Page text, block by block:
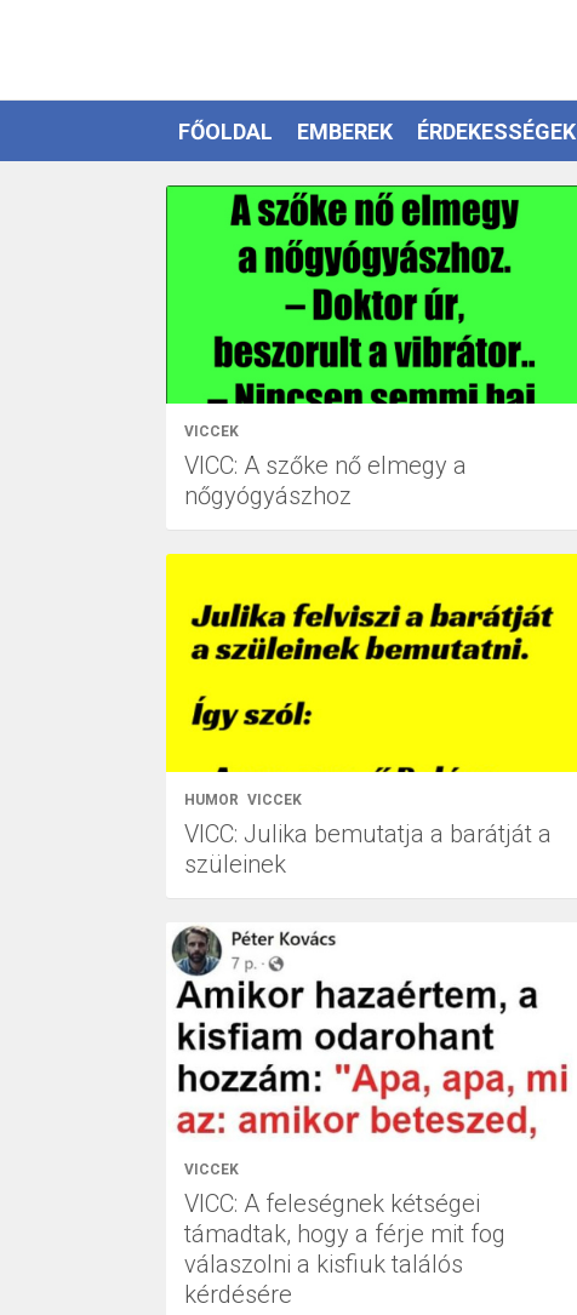
FŐOLDAL EMBEREK ÉRDEKESSÉGEK
EZOTÉRIA
VICCEK
VICC: A szőke nő elmegy a
nőgyógyászhoz
HUMOR VICCEK
VICC: Julika bemutatja a barátját a
szüleinek
VICCEK
VICC: A feleségnek kétségei
támadtak, hogy a férje mit fog
válaszolni a kisfiuk találós
kérdésére